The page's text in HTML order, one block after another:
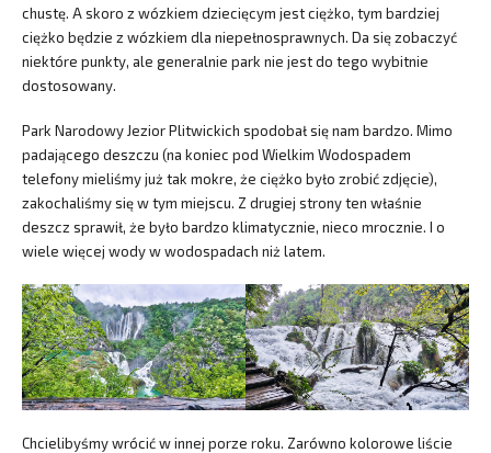
chustę. A skoro z wózkiem dziecięcym jest ciężko, tym bardziej
ciężko będzie z wózkiem dla niepełnosprawnych. Da się zobaczyć
niektóre punkty, ale generalnie park nie jest do tego wybitnie
dostosowany.
Park Narodowy Jezior Plitwickich spodobał się nam bardzo. Mimo
padającego deszczu (na koniec pod Wielkim Wodospadem
telefony mieliśmy już tak mokre, że ciężko było zrobić zdjęcie),
zakochaliśmy się w tym miejscu. Z drugiej strony ten właśnie
deszcz sprawił, że było bardzo klimatycznie, nieco mrocznie. I o
wiele więcej wody w wodospadach niż latem.
Chcielibyśmy wrócić w innej porze roku. Zarówno kolorowe liście